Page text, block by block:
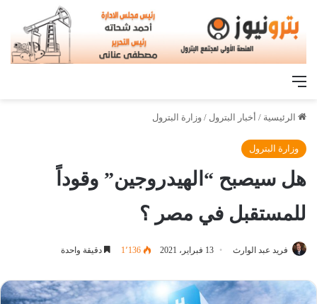
القائمة
الرئيسية / أخبار البترول / وزارة البترول
وزارة البترول
هل سيصبح “الهيدروجين” وقوداً
للمستقبل في مصر ؟
فريد عبد الوارث 13 فبراير، 2021 1٬136 دقيقة واحدة